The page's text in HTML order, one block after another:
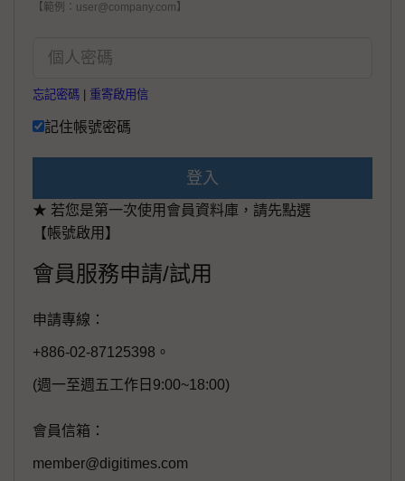
【範例：user@company.com】
忘記密碼 重寄啟用信
記住帳號密碼
登入
★ 若您是第一次使用會員資料庫，請先點選
【帳號啟用】
會員服務申請/試用
申請專線：
+886-02-87125398。
(週一至週五工作日9:00~18:00)
會員信箱：
member@digitimes.com